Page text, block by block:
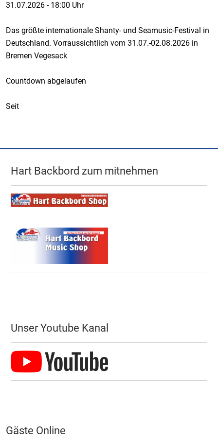
31.07.2026 - 18:00 Uhr
Das größte internationale Shanty- und Seamusic-Festival in
Deutschland. Vorraussichtlich vom 31.07.-02.08.2026 in
Bremen Vegesack
Countdown abgelaufen
Seit
Hart Backbord zum mitnehmen
Unser Youtube Kanal
Gäste Online